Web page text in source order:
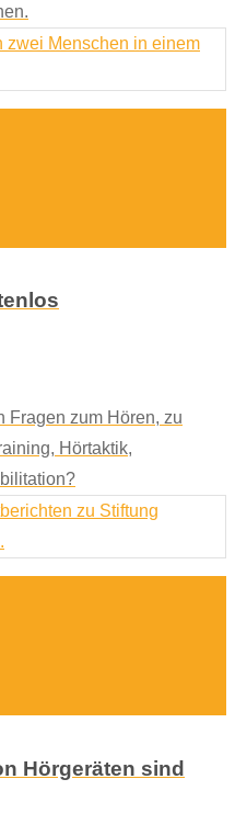
Fragen zum Hören, zu
Hörtaktik,
Hörgeräten sind